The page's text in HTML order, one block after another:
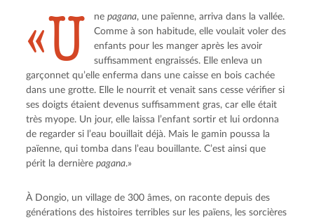
«U ne pagana, une païenne, arriva dans la vallée.
Comme à son habitude, elle voulait voler des
enfants pour les manger après les avoir
suffisamment engraissés. Elle enleva un
garçonnet qu’elle enferma dans une caisse en bois cachée
dans une grotte. Elle le nourrit et venait sans cesse vérifier si
ses doigts étaient devenus suffisamment gras, car elle était
très myope. Un jour, elle laissa l’enfant sortir et lui ordonna
de regarder si l’eau bouillait déjà. Mais le gamin poussa la
païenne, qui tomba dans l’eau bouillante. C’est ainsi que
périt la dernière pagana.»
À Dongio, un village de 300 âmes, on raconte depuis des
générations des histoires terribles sur les païens, les sorcières